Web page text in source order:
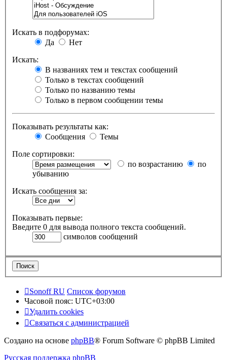
Искать в подфорумах:
Да
Нет
Искать:
В названиях тем и текстах сообщений
Только в текстах сообщений
Только по названию темы
Только в первом сообщении темы
Показывать результаты как:
Сообщения
Темы
Поле сортировки:
по возрастанию
по
убыванию
Искать сообщения за:
Показывать первые:
Введите 0 для вывода полного текста сообщений.
символов сообщений
Sonoff RU Список форумов
Часовой пояс: UTC+03:00
Удалить cookies
Связаться с администрацией
Создано на основе phpBB® Forum Software © phpBB Limited
Русская поддержка phpBB